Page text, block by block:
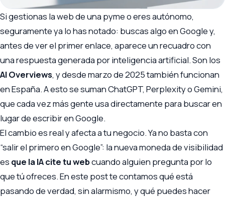
Si gestionas la web de una pyme o eres autónomo,
seguramente ya lo has notado: buscas algo en Google y,
antes de ver el primer enlace, aparece un recuadro con
una respuesta generada por inteligencia artificial. Son los
AI Overviews, y desde marzo de 2025 también funcionan
en España. A esto se suman ChatGPT, Perplexity o Gemini,
que cada vez más gente usa directamente para buscar en
lugar de escribir en Google.
El cambio es real y afecta a tu negocio. Ya no basta con
“salir el primero en Google”: la nueva moneda de visibilidad
es que la IA cite tu webcuando alguien pregunta por lo
que tú ofreces. En este post te contamos qué está
pasando de verdad, sin alarmismo, y qué puedes hacer